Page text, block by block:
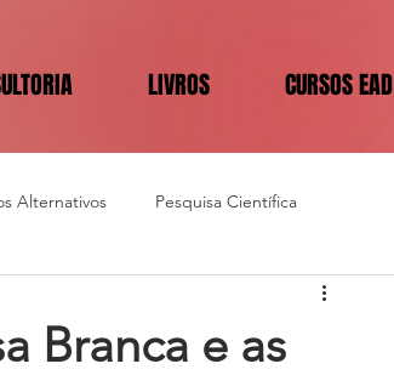
LIVROS CURSOS EAD
Alternativos Pesquisa Científica
Branca e as